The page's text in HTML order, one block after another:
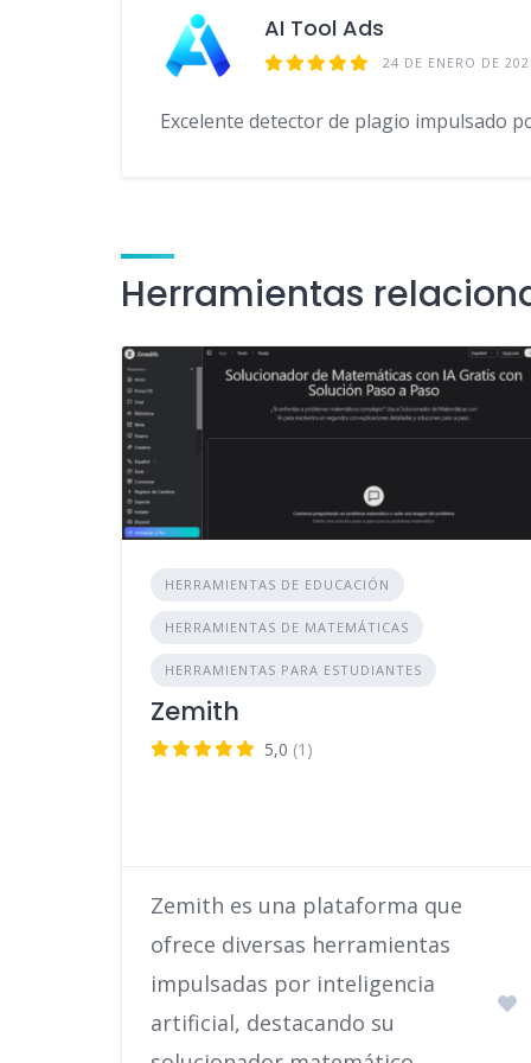
k AI Tool Ads
24 DE ENERO DE
Excelente detector de plagio impulsado
Herramientas
HERRAMIENTAS DE EDUCACIÓN
HERRAMIENTAS DE MATEMÁTICAS
HERRAMIENTAS PARA ESTUDIANTES
Zemith
5,0 (1)
Zemith es una plataforma que
ofrece diversas herramientas
impulsadas por inteligencia
artificial, destacando su